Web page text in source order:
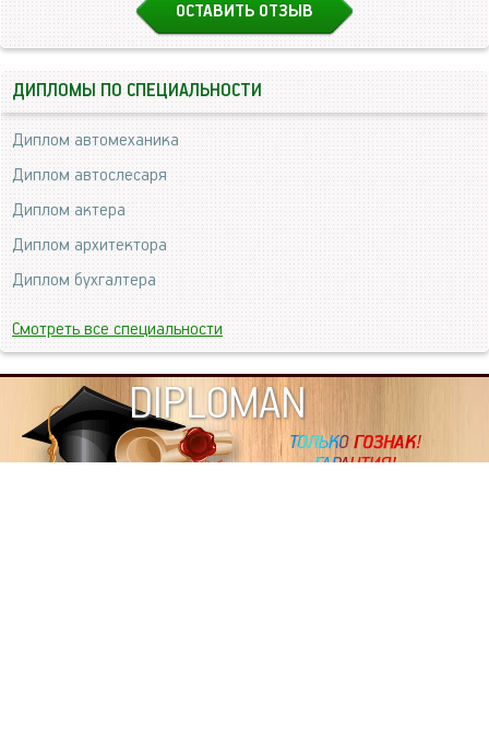
ОСТАВИТЬ ОТЗЫВ
ДИПЛОМЫ ПО СПЕЦИАЛЬНОСТИ
Диплом автомеханика
Диплом автослесаря
Диплом актера
Диплом архитектора
Диплом бухгалтера
Смотреть все специальности
DIPLOMAN